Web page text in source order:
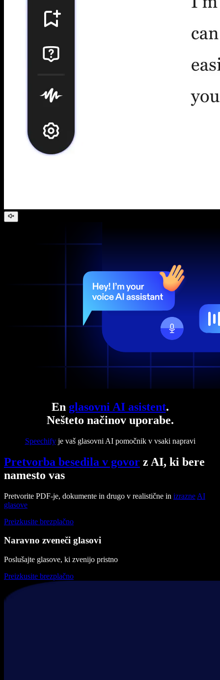
En glasovni AI asistent.
Nešteto načinov uporabe.
Speechifyje vaš glasovni AI pomočnik v vsaki napravi
Pretvorba besedila v govor z AI, ki bere
namesto vas
Pretvorite PDF-je, dokumente in drugo v realistične in izrazne AI
glasove
Preizkusite brezplačno
Naravno zveneči glasovi
Poslušajte glasove, ki zvenijo pristno
Preizkusite brezplačno